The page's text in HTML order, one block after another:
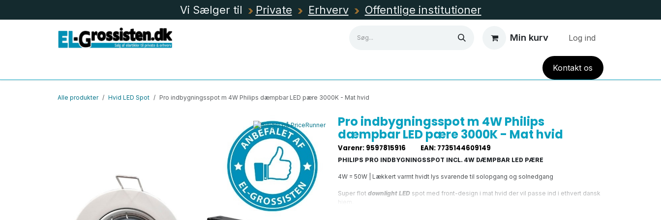
Vi Sælger til Private Erhverv Offentlige institutioner
Min kurv Log ind
HUS OG HAVE TILBUD
Kontaktos
Alle produkter Hvid LED Spot Pro indbygningsspot m 4W Philips dæmpbar LED pære 3000K - Mat hvid
Pro indbygningsspot m 4W Philips
dæmpbar LED pære 3000K - Mat hvid
Varenr: 9597815916 EAN: 7735144609149
PHILIPS PRO INDBYGNINGSSPOT INCL. 4W DÆMPBAR LED PÆRE
4W = 50W | Lækkert varmt hvidt lys svarende til solopgang og solnedgang
Super flot downlight LED spot med front-design i mat hvid der vil passe ind i ethvert dansk
hjem.